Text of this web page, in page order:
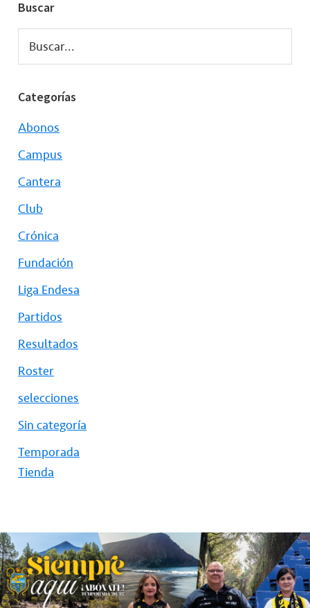
Buscar
Buscar...
Categorías
Abonos
Campus
Cantera
Club
Crónica
Fundación
Liga Endesa
Partidos
Resultados
Roster
selecciones
Sin categoría
Temporada
Tienda